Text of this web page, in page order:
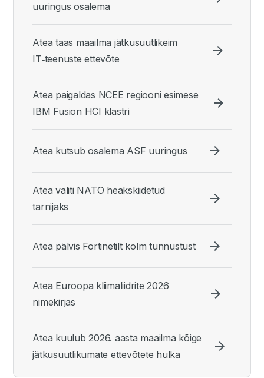
uuringus osalema
Atea taas maailma jätkusuutlikeim
IT‑teenuste ettevõte
Atea paigaldas NCEE regiooni esimese
IBM Fusion HCI klastri
Atea kutsub osalema ASF uuringus
Atea valiti NATO heakskiidetud
tarnijaks
Atea pälvis Fortinetilt kolm tunnustust
Atea Euroopa kliimaliidrite 2026
nimekirjas
Atea kuulub 2026. aasta maailma kõige
jätkusuutlikumate ettevõtete hulka